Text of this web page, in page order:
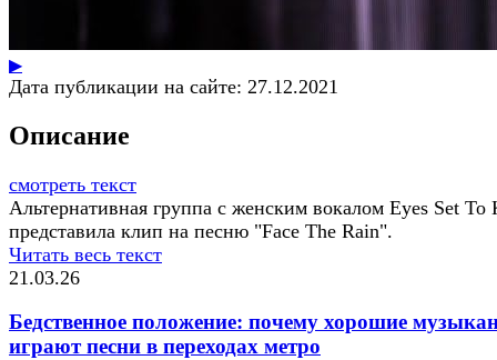
▶
Дата публикации на сайте: 27.12.2021
Описание
смотреть текст
Альтернативная группа с женским вокалом Eyes Set To
представила клип на песню "Face The Rain".
Читать весь текст
21.03.26
Бедственное положение: почему хорошие
играют песни в переходах метро